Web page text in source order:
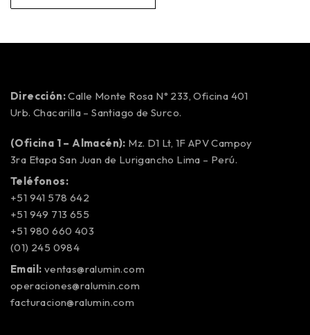
Dirección:Calle Monte Rosa N° 233, Oficina 401
Urb. Chacarilla – Santiago de Surco.
(Oficina 1 – Almacén): Mz. D1 Lt, 1F APV Campoy
3ra Etapa San Juan de Lurigancho Lima – Perú.
Teléfonos:
+51 941 578 642
+51 949 713 655
+51 980 660 403
(01) 245 0984
Email: ventas@ralumin.com
operaciones@ralumin.com
facturacion@ralumin.com